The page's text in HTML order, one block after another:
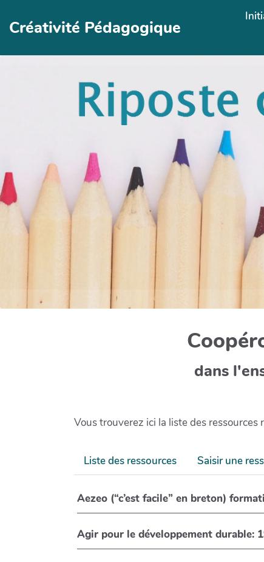
Créativité Pédagogique
dans
Vous trouverez ici la liste des
Liste des ressources Saisir une
Agir pour le développement durable: